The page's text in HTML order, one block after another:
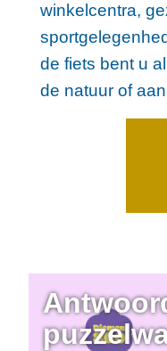
winkelcentra,
de fiets bent u
de natuur of